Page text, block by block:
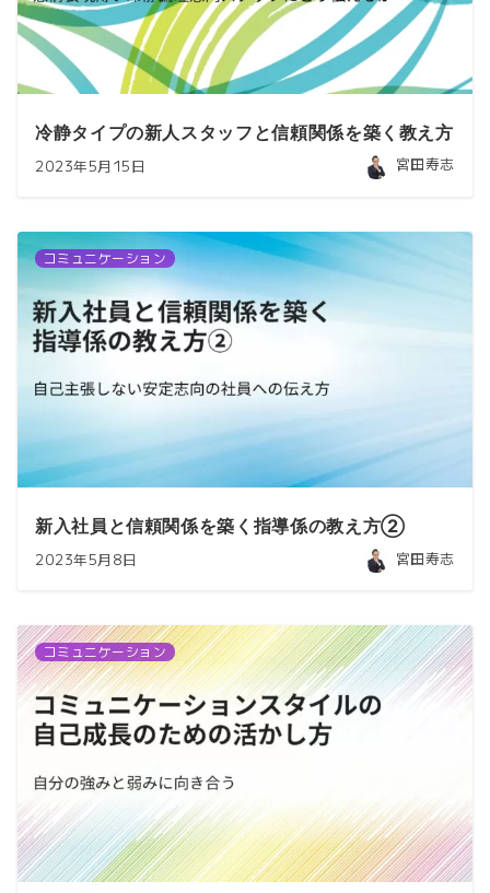
冷静タイプの新人スタッフと信頼関係を築く教え方
2023年5月15日 宮田寿志
コミュニケーション
新入社員と信頼関係を築く指導係の教え方②
2023年5月8日 宮田寿志
コミュニケーション